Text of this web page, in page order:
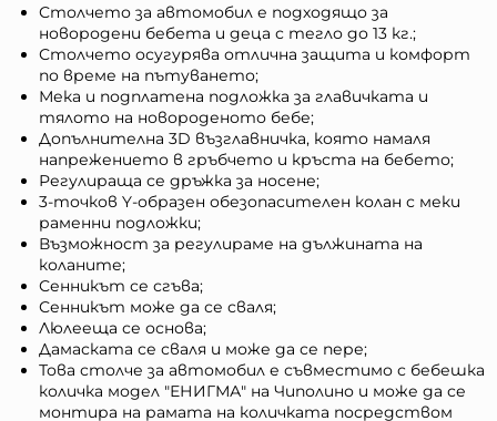
Столчето за автомобил е подходящо за
новородени бебета и деца с тегло до 13 кг.;
Столчето осугурява отлична защита и комфорт
по време на пътуването;
Мека и подплатена подложка за главичката и
тялото на новороденото бебе;
Допълнителна 3D възглавничка, която намаля
напрежението в гръбчето и кръста на бебето;
Регулираща се дръжка за носене;
3-точков Y-образен обезопасителен колан с меки
раменни подложки;
Възможност за регулираме на дължината на
коланите;
Сенникът се сгъва;
Сенникът може да се сваля;
Люлееща се основа;
Дамаската се сваля и може да се пере;
Това столче за автомобил е съвместимо с бебешка
количка модел "ЕНИГМА" на Чиполино и може да се
монтира на рамата на количката посредством